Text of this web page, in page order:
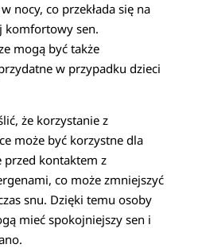
nocy, co przekłada się na
komfortowy sen.
mogą być także
w przypadku dzieci
że korzystanie z
może być korzystne dla
przed kontaktem z
co może zmniejszyć
snu. Dzięki temu osoby
mieć spokojniejszy sen i